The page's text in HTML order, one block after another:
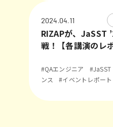
2024.04.11
RIZAPが、JaSST
戦！【各講演のレ
#QAエンジニア #JaSST
ンス
#イベントレポート